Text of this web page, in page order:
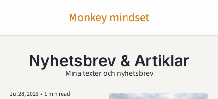
Monkey mindset
Nyhetsbrev & Artiklar
Mina texter och nyhetsbrev
Jul 28, 2026 • 1 min read